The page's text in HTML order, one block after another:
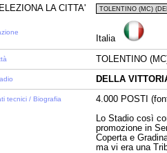
LA CITTA'
Italia
TOLENTINO
DELLA
tecnici / Biografia
4.000 POSTI
Lo Stadio così
promozione in
Coperta e
ma vi era una